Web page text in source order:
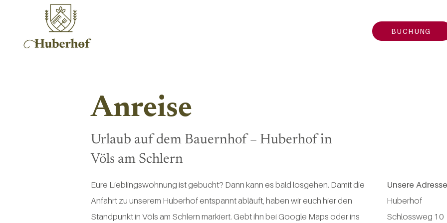
BUCHUNG
Anreise
Urlaub auf dem Bauernhof – Huberhof in
Völs am Schlern
Eure Lieblingswohnung ist gebucht? Dann kann es bald losgehen. Damit die
Anfahrt zu unserem Huberhof entspannt abläuft, haben wir euch hier den
Standpunkt in Völs am Schlern markiert. Gebt ihn bei Google Maps oder ins
Unsere
Huberhof
​Schlossweg 10